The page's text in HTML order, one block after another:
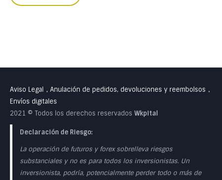
Aviso Legal • Anulación de pedidos, devoluciones y reembolsos •
Envíos digitales
2021 © Todos los derechos reservados Wkpital
Declaración de Riesgo:
La operación de futuros y forex sobrelleva riesgos
substanciales y no es para todos los inversionistas. Un
inversionista, podría, potencialmente perder todo o más de